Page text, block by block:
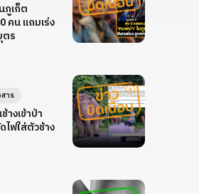
ภูเก็ต
คน แถมเร่ง
ตร
างเข้าป่า
ไฟใส่ตัวช้าง
าร